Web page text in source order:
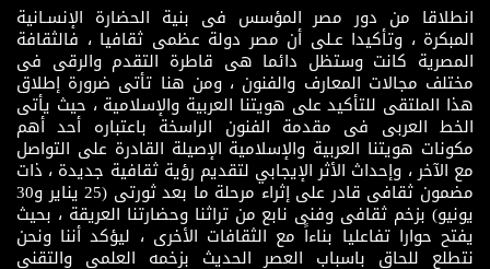
انطلاقا من دور مصر المؤسس فى بنية الحضارة الإنسـانية
المبكرة ، وتأكيدا عـلى أن مصر دولة عظمى ثقافيا ، فالثقافة
المصرية كانت وستظل دائما هى قاطرة التقدم والرقى فى
مختلف مجالات المعارف والفنون ، ومن هنا تأتى ضرورة إطلاق
هذا الملتقى للتأكيد على هويتنا العربية والإسلامية ، حيث يأتى
الخط العربى فى مقدمة الفنون الراسخة باعتباره أحد أهم
مكونات هويتنا العربية والإسلامية الإصيلة القادرة على التواصل
مع الآخر ، وإحداث الأثر الإيجابي لتقديم رؤية ثقافية جديدة ، ذات
مضمون ثقافى قادر على إثراء مرحلة ما بعد ثورتى (25 يناير و30
يونيو) بزخم ثقافى وفنى نابع من تراثنا وحضارتنا العريقة ، بحيث
يفتح حوارا تفاعليا بناءاً مع الثقافات الأخرى ، ليؤكد أننا ونحن
نتطلع للحاق باسباب العصر الحديث بزخمه العلمى والتقنى